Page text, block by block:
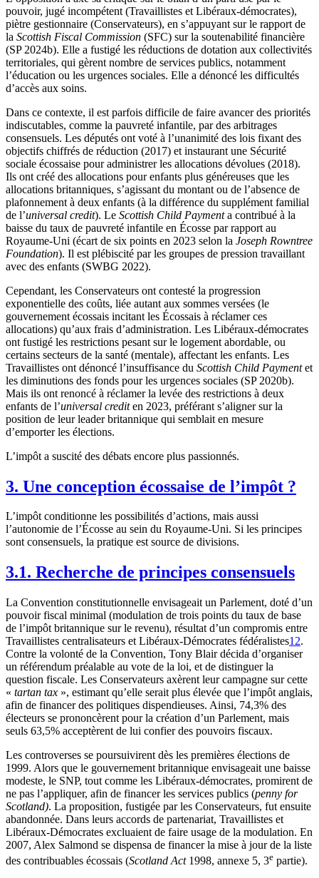
pouvoir, jugé incompétent (Travaillistes et Libéraux-démocrates),
piètre gestionnaire (Conservateurs), en s’appuyant sur le rapport de
la Scottish Fiscal Commission (SFC) sur la soutenabilité financière
(SP 2024b). Elle a fustigé les réductions de dotation aux collectivités
territoriales, qui gèrent nombre de services publics, notamment
l’éducation ou les urgences sociales. Elle a dénoncé les difficultés
d’accès aux soins.
Dans ce contexte, il est parfois difficile de faire avancer des priorités
indiscutables, comme la pauvreté infantile, par des arbitrages
consensuels. Les députés ont voté à l’unanimité des lois fixant des
objectifs chiffrés de réduction (2017) et instaurant une Sécurité
sociale écossaise pour administrer les allocations dévolues (2018).
Ils ont créé des allocations pour enfants plus généreuses que les
allocations britanniques, s’agissant du montant ou de l’absence de
plafonnement à deux enfants (à la différence du supplément familial
de l’universal credit). Le Scottish Child Paymenta contribué à la
baisse du taux de pauvreté infantile en Écosse par rapport au
Royaume-Uni (écart de six points en 2023 selon la Joseph Rowntree
Foundation). Il est plébiscité par les groupes de pression travaillant
avec des enfants (SWBG 2022).
Cependant, les Conservateurs ont contesté la progression
exponentielle des coûts, liée autant aux sommes versées (le
gouvernement écossais incitant les Écossais à réclamer ces
allocations) qu’aux frais d’administration. Les Libéraux-démocrates
ont fustigé les restrictions pesant sur le logement abordable, ou
certains secteurs de la santé (mentale), affectant les enfants. Les
Travaillistes ont dénoncé l’insuffisance du Scottish Child Paymentet
les diminutions des fonds pour les urgences sociales (SP 2020b).
Mais ils ont renoncé à réclamer la levée des restrictions à deux
enfants de l’universal crediten 2023, préférant s’aligner sur la
position de leur leader britannique qui semblait en mesure
d’emporter les élections.
L’impôt a suscité des débats encore plus passionnés.
3. Une conception écossaise de l’impôt ?
L’impôt conditionne les possibilités d’actions, mais aussi
l’autonomie de l’Écosse au sein du Royaume-Uni. Si les principes
sont consensuels, la pratique est source de divisions.
3.1. Recherche de principes consensuels
La Convention constitutionnelle envisageait un Parlement, doté d’un
pouvoir fiscal minimal (modulation de trois points du taux de base
de l’impôt britannique sur le revenu), résultat d’un compromis entre
Travaillistes centralisateurs et Libéraux-Démocrates fédéralistes12.
Contre la volonté de la Convention, Tony Blair décida d’organiser
un référendum préalable au vote de la loi, et de distinguer la
question fiscale. Les Conservateurs axèrent leur campagne sur cette
« tartan tax », estimant qu’elle serait plus élevée que l’impôt anglais,
afin de financer des politiques dispendieuses. Ainsi, 74,3% des
électeurs se prononcèrent pour la création d’un Parlement, mais
seuls 63,5% acceptèrent de lui confier des pouvoirs fiscaux.
Les controverses se poursuivirent dès les premières élections de
1999. Alors que le gouvernement britannique envisageait une baisse
modeste, le SNP, tout comme les Libéraux-démocrates, promirent de
ne pas l’appliquer, afin de financer les services publics (penny for
Scotland). La proposition, fustigée par les Conservateurs, fut ensuite
abandonnée. Dans leurs accords de partenariat, Travaillistes et
Libéraux-Démocrates excluaient de faire usage de la modulation. En
2007, Alex Salmond se dispensa de financer la mise à jour de la liste
des contribuables écossais (Scotland Act1998, annexe 5, 3e partie).